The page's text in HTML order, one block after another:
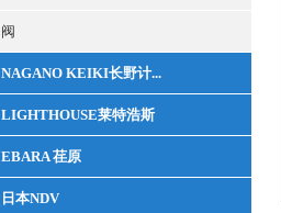
阀
NAGANO KEIKI长野计...
LIGHTHOUSE莱特浩斯
EBARA 荏原
日本NDV